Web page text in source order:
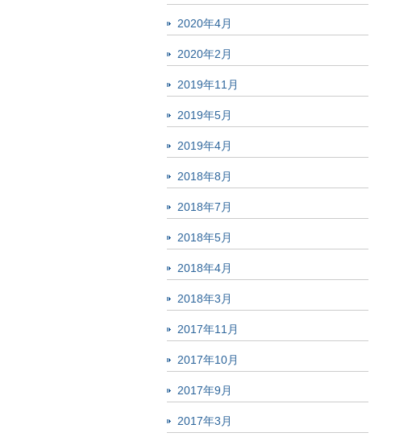
2020年4月
2020年2月
2019年11月
2019年5月
2019年4月
2018年8月
2018年7月
2018年5月
2018年4月
2018年3月
2017年11月
2017年10月
2017年9月
2017年3月